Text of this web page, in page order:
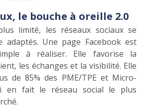
le bouche à oreille 2.0
limité, les réseaux sociaux se
adaptés. Une page Facebook est
à réaliser. Elle favorise la
les échanges et la visibilité. Elle
de 85% des PME/TPE et Micro-
en fait le réseau social le plus